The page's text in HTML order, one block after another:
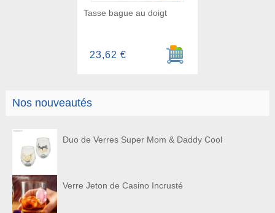
Nos nouveautés
Duo de Verres Super Mom & Daddy Cool
Verre Jeton de Casino Incrusté
Tasse bague au doigt
Ajouter au panier
23,62 €